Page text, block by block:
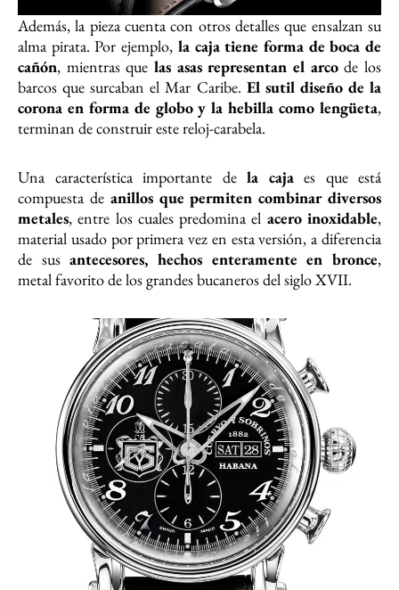
Además, la pieza cuenta con otros detalles que ensalzan su
alma pirata. Por ejemplo, la caja tiene forma de boca de
cañón, mientras que las asas representan el arcode los
barcos que surcaban el Mar Caribe. El sutil diseño de la
corona en forma de globo y la hebilla como lengüeta,
terminan de construir este reloj-carabela.
Una característica importante dela cajaes que está
compuesta de anillos que permiten combinar diversos
metales, entre los cuales predomina el acero inoxidable,
material usado por primera vez en esta versión, a diferencia
de susantecesores, hechos enteramente en bronce,
metal favorito de los grandes bucaneros del siglo XVII.